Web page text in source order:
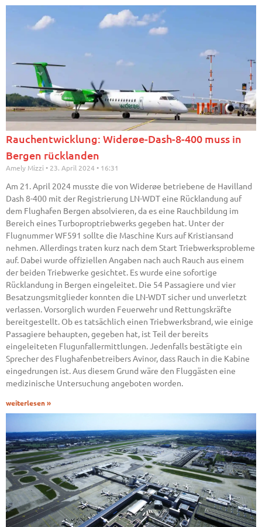
Rauchentwicklung: Widerøe-Dash-8-400 muss in
Bergen rücklanden
Amely Mizzi 23. April 2024 16:31
Am 21. April 2024 musste die von Widerøe betriebene de Havilland
Dash 8-400 mit der Registrierung LN-WDT eine Rücklandung auf
dem Flughafen Bergen absolvieren, da es eine Rauchbildung im
Bereich eines Turboproptriebwerks gegeben hat. Unter der
Flugnummer WF591 sollte die Maschine Kurs auf Kristiansand
nehmen. Allerdings traten kurz nach dem Start Triebwerksprobleme
auf. Dabei wurde offiziellen Angaben nach auch Rauch aus einem
der beiden Triebwerke gesichtet. Es wurde eine sofortige
Rücklandung in Bergen eingeleitet. Die 54 Passagiere und vier
Besatzungsmitglieder konnten die LN-WDT sicher und unverletzt
verlassen. Vorsorglich wurden Feuerwehr und Rettungskräfte
bereitgestellt. Ob es tatsächlich einen Triebwerksbrand, wie einige
Passagiere behaupten, gegeben hat, ist Teil der bereits
eingeleiteten Flugunfallermittlungen. Jedenfalls bestätigte ein
Sprecher des Flughafenbetreibers Avinor, dass Rauch in die Kabine
eingedrungen ist. Aus diesem Grund wäre den Fluggästen eine
medizinische Untersuchung angeboten worden.
weiterlesen »